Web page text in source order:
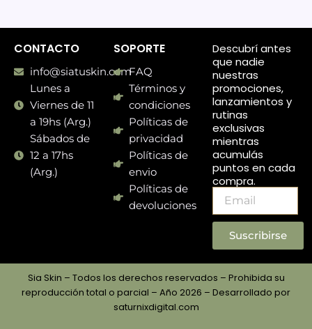
CONTACTO
info@siatuskin.com
Lunes a
Viernes de 11
a 19hs (Arg.)
Sábados de
12 a 17hs
(Arg.)
SOPORTE
FAQ
Términos y
condiciones
Políticas de
privacidad
Políticas de
envio
Políticas de
devoluciones
Descubrí antes
que nadie
nuestras
promociones,
lanzamientos y
rutinas
exclusivas
mientras
acumulás
puntos en cada
compra.
Suscribirse
Sia Skin – Todos los derechos reservados – Prohibida su
reproducción total o parcial – Año 2026 – Desarrollado por
saturnixdigital.com